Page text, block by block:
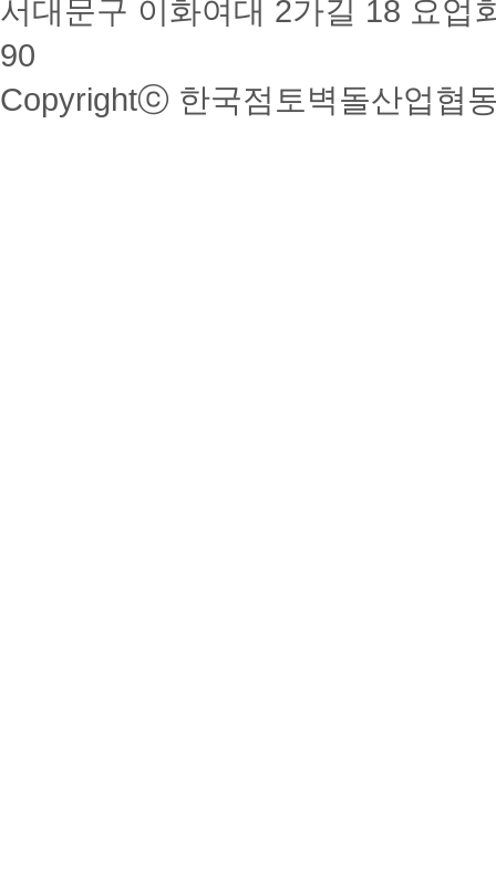
서대문구 이화여대 2가길 18 요업
90
Copyrightⓒ 한국점토벽돌산업협